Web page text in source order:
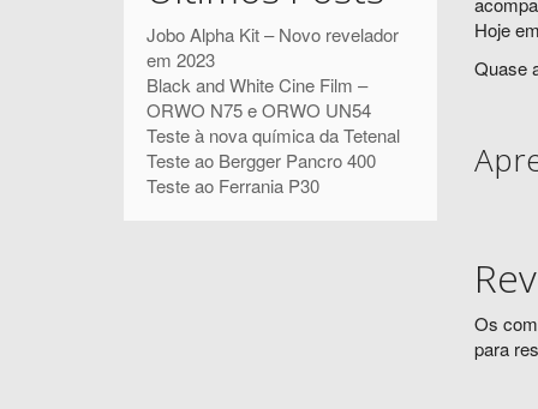
Jobo Alpha Kit – Novo revelador
em 2023
Black and White Cine Film –
ORWO N75 e ORWO UN54
Teste à nova química da Tetenal
Teste ao Bergger Pancro 400
Teste ao Ferrania P30
Hoje
Quase
Os
para